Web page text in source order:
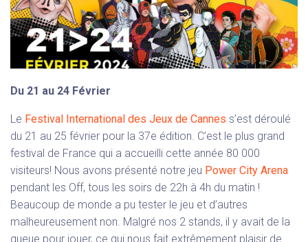
Du 21 au 24 Février
Le Festival International des Jeux de Cannes s’est déroulé
du 21 au 25 février pour la 37e édition. C’est le plus grand
festival de France qui a accueilli cette année 80 000
visiteurs! Nous avons présenté notre jeu Power City Arena
pendant les Off, tous les soirs de 22h à 4h du matin !
Beaucoup de monde a pu tester le jeu et d’autres
malheureusement non. Malgré nos 2 stands, il y avait de la
queue pour jouer, ce qui nous fait extrêmement plaisir de